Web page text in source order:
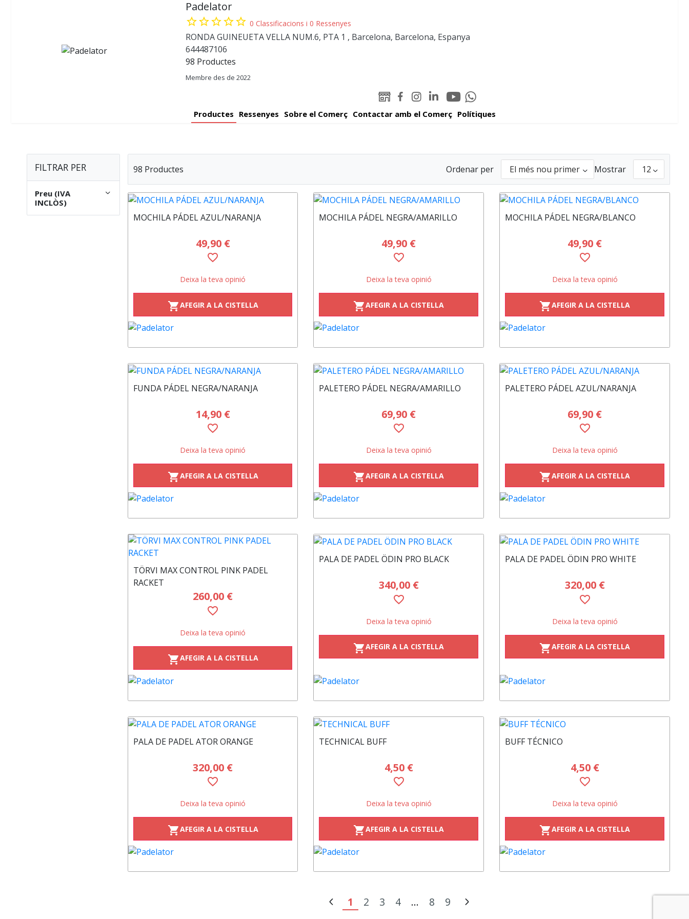
Padelator
star_borderstar_borderstar_borderstar_borderstar_border 0 Classificacions i 0 Ressenyes
RONDA GUINEUETA VELLA NUM.6, PTA 1 , Barcelona, Barcelona, Espanya
644487106
98 Productes
Membre des de 2022
WEB
Facebook
Instagram
Linked-
Padelator
Youtube
Padelator
Whatsapp
Padelator
Productes Ressenyes Sobre el Comerç Contactar amb el Comerç Polítiques
FILTRAR PER
Preu (IVA
INCLÒS)
98 Productes Ordenar per Mostrar
MOCHILA PÁDEL AZUL/NARANJA
49,90 €
favorite_border
Deixa la teva opinió
shopping_cartAFEGIR A LA CISTELLA
MOCHILA PÁDEL NEGRA/AMARILLO
49,90 €
favorite_border
Deixa la teva opinió
shopping_cartAFEGIR A LA CISTELLA
MOCHILA PÁDEL NEGRA/BLANCO
49,90 €
favorite_border
Deixa la teva opinió
shopping_cartAFEGIR A LA CISTELLA
FUNDA PÁDEL NEGRA/NARANJA
14,90 €
favorite_border
Deixa la teva opinió
shopping_cartAFEGIR A LA CISTELLA
PALETERO PÁDEL NEGRA/AMARILLO
69,90 €
favorite_border
Deixa la teva opinió
shopping_cartAFEGIR A LA CISTELLA
PALETERO PÁDEL AZUL/NARANJA
69,90 €
favorite_border
Deixa la teva opinió
shopping_cartAFEGIR A LA CISTELLA
TÖRVI MAX CONTROL PINK PADEL
RACKET
260,00 €
favorite_border
Deixa la teva opinió
shopping_cartAFEGIR A LA CISTELLA
PALA DE PADEL ÖDIN PRO BLACK
340,00 €
favorite_border
Deixa la teva opinió
shopping_cartAFEGIR A LA CISTELLA
PALA DE PADEL ÖDIN PRO WHITE
320,00 €
favorite_border
Deixa la teva opinió
shopping_cartAFEGIR A LA CISTELLA
PALA DE PADEL ATOR ORANGE
320,00 €
favorite_border
Deixa la teva opinió
shopping_cartAFEGIR A LA CISTELLA
TECHNICAL BUFF
4,50 €
favorite_border
Deixa la teva opinió
shopping_cartAFEGIR A LA CISTELLA
BUFF TÉCNICO
4,50 €
favorite_border
Deixa la teva opinió
shopping_cartAFEGIR A LA CISTELLA
1 2 3 4 ... 8 9